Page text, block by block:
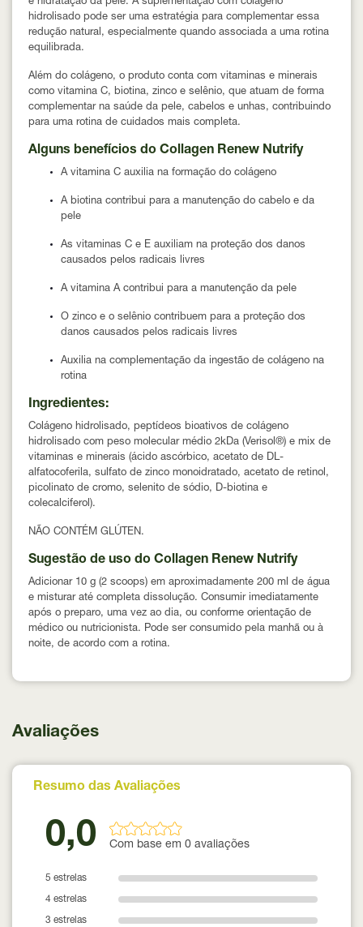
e hidratação da pele. A suplementação com colágeno
hidrolisado pode ser uma estratégia para complementar essa
redução natural, especialmente quando associada a uma rotina
equilibrada.
Além do colágeno, o produto conta com vitaminas e minerais
como vitamina C, biotina, zinco e selênio, que atuam de forma
complementar na saúde da pele, cabelos e unhas, contribuindo
para uma rotina de cuidados mais completa.
Alguns benefícios do Collagen Renew Nutrify
A vitamina C auxilia na formação do colágeno
A biotina contribui para a manutenção do cabelo e da
pele
As vitaminas C e E auxiliam na proteção dos danos
causados pelos radicais livres
A vitamina A contribui para a manutenção da pele
O zinco e o selênio contribuem para a proteção dos
danos causados pelos radicais livres
Auxilia na complementação da ingestão de colágeno na
rotina
Ingredientes:
Colágeno hidrolisado, peptídeos bioativos de colágeno
hidrolisado com peso molecular médio 2kDa (Verisol®) e mix de
vitaminas e minerais (ácido ascórbico, acetato de DL-
alfatocoferila, sulfato de zinco monoidratado, acetato de retinol,
picolinato de cromo, selenito de sódio, D-biotina e
colecalciferol).
NÃO CONTÉM GLÚTEN.
Sugestão de uso do Collagen Renew Nutrify
Adicionar 10 g (2 scoops) em aproximadamente 200 ml de água
e misturar até completa dissolução. Consumir imediatamente
após o preparo, uma vez ao dia, ou conforme orientação de
médico ou nutricionista. Pode ser consumido pela manhã ou à
noite, de acordo com a rotina.
Avaliações
Resumo das Avaliações
0,0 Com base em 0 avaliações
5 estrelas
4 estrelas
3 estrelas